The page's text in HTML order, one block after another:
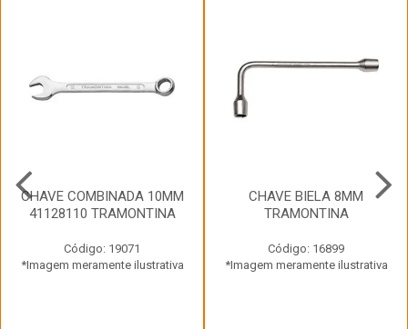
CHAVE COMBINADA 10MM
41128110 TRAMONTINA
Código: 19071
*Imagem meramente ilustrativa
CHAVE BIELA 8MM
TRAMONTINA
Código: 16899
*Imagem meramente ilustrativa